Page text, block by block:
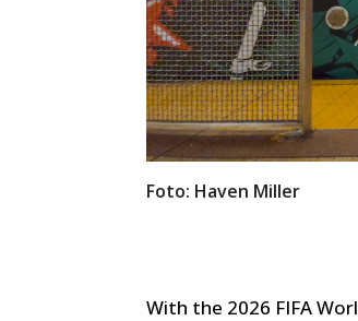
Foto: Haven Miller
With the 2026 FIFA